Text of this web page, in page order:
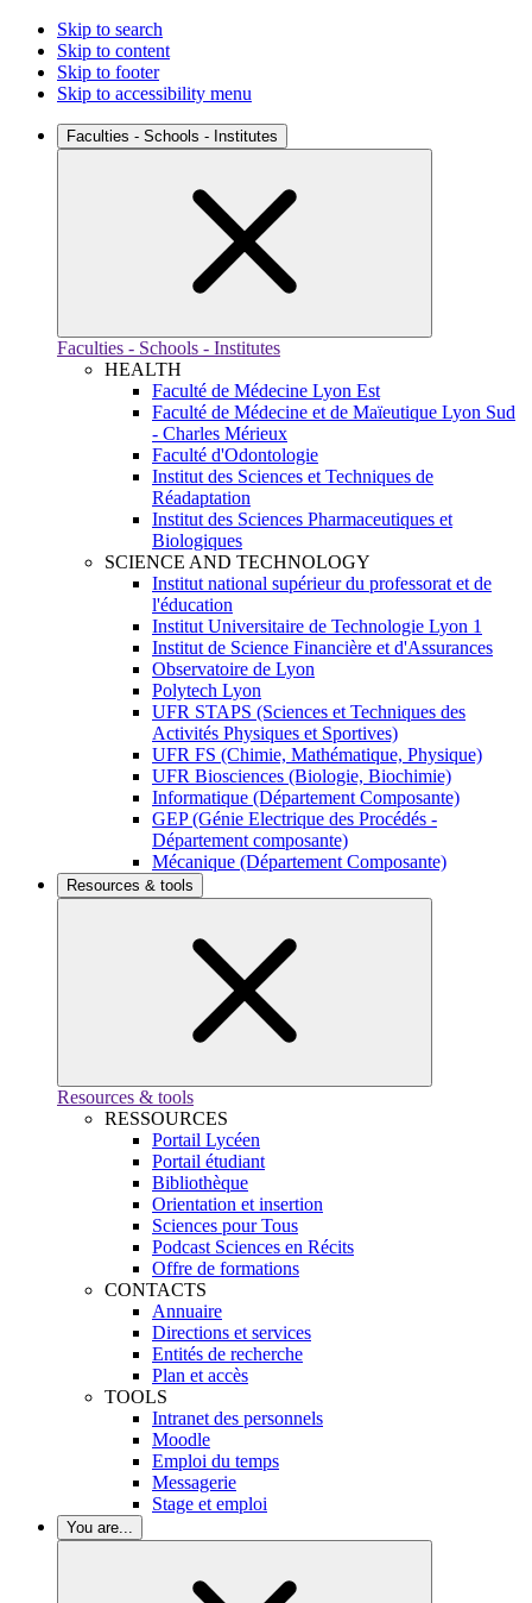
Skip to search
Skip to content
Skip to footer
Skip to accessibility menu
Faculties - Schools - Institutes
Faculties - Schools - Institutes
HEALTH
Faculté de Médecine Lyon Est
Faculté de Médecine et de Maïeutique Lyon Sud
- Charles Mérieux
Faculté d'Odontologie
Institut des Sciences et Techniques de
Réadaptation
Institut des Sciences Pharmaceutiques et
Biologiques
SCIENCE AND TECHNOLOGY
Institut national supérieur du professorat et de
l'éducation
Institut Universitaire de Technologie Lyon 1
Institut de Science Financière et d'Assurances
Observatoire de Lyon
Polytech Lyon
UFR STAPS (Sciences et Techniques des
Activités Physiques et Sportives)
UFR FS (Chimie, Mathématique, Physique)
UFR Biosciences (Biologie, Biochimie)
Informatique (Département Composante)
GEP (Génie Electrique des Procédés -
Département composante)
Mécanique (Département Composante)
Resources & tools
Resources & tools
RESSOURCES
Portail Lycéen
Portail étudiant
Bibliothèque
Orientation et insertion
Sciences pour Tous
Podcast Sciences en Récits
Offre de formations
CONTACTS
Annuaire
Directions et services
Entités de recherche
Plan et accès
TOOLS
Intranet des personnels
Moodle
Emploi du temps
Messagerie
Stage et emploi
You are...